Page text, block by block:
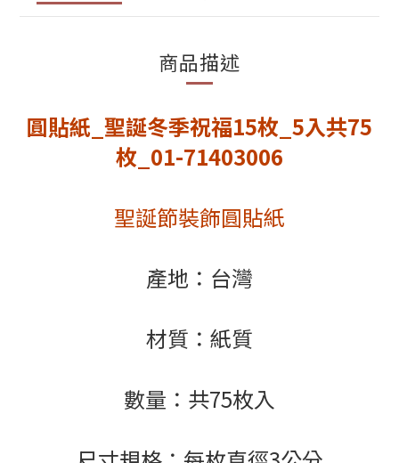
商品描述
圓貼紙_聖誕冬季祝福15枚_5入共75
枚_01-71403006
聖誕節裝飾圓貼紙
產地：台灣
材質：紙質
數量：共75枚入